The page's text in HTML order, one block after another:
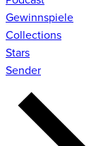
Gewinnspiele
Collections
Stars
Sender